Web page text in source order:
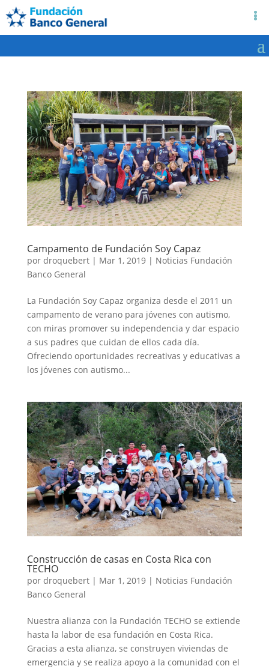
Campamento de Fundación Soy Capaz
por droquebert| Mar 1, 2019| Noticias Fundación
Banco General
La Fundación Soy Capaz organiza desde el 2011 un
campamento de verano para jóvenes con autismo,
con miras promover su independencia y dar espacio
a sus padres que cuidan de ellos cada día.
Ofreciendo oportunidades recreativas y educativas a
los jóvenes con autismo...
Construcción de casas en Costa Rica con
TECHO
por droquebert| Mar 1, 2019| Noticias Fundación
Banco General
Nuestra alianza con la Fundación TECHO se extiende
hasta la labor de esa fundación en Costa Rica.
Gracias a esta alianza, se construyen viviendas de
emergencia y se realiza apoyo a la comunidad con el